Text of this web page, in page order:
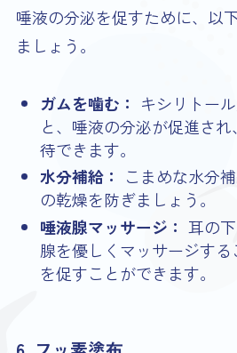
唾液の分泌を促すために、以
ましょう。
ガムを噛む： キシリトー
と、唾液の分泌が促進さ
待できます。
水分補給：
こまめな水分
の乾燥を防ぎましょう。
唾液腺マッサージ： 耳の
腺を優しくマッサージす
を促すことができます。